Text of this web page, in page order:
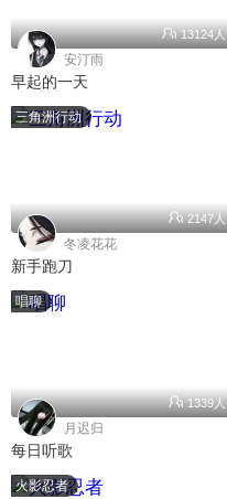
13124人
安汀雨
早起的一天
三角洲行动
2147人
冬凌花花
新手跑刀
唱聊
1339人
月迟归
每日听歌
火影忍者